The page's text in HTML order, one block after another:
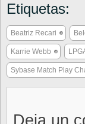
Etiquetas:
Beatriz Recari
Karrie Webb
Sybase Match Play
Deja un